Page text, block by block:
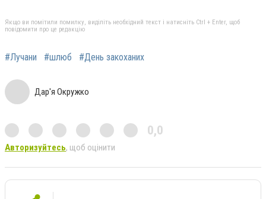
Якщо ви помітили помилку, виділіть необхідний текст і натисніть Ctrl + Enter, щоб
повідомити про це редакцію
#Лучани #шлюб #День закоханих
Дар'я Окружко
0,0
Авторизуйтесь, щоб оцінити